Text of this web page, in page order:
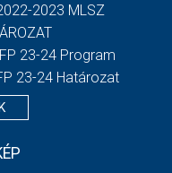
2023 MLSZ
23-24 Program
23-24 Határozat